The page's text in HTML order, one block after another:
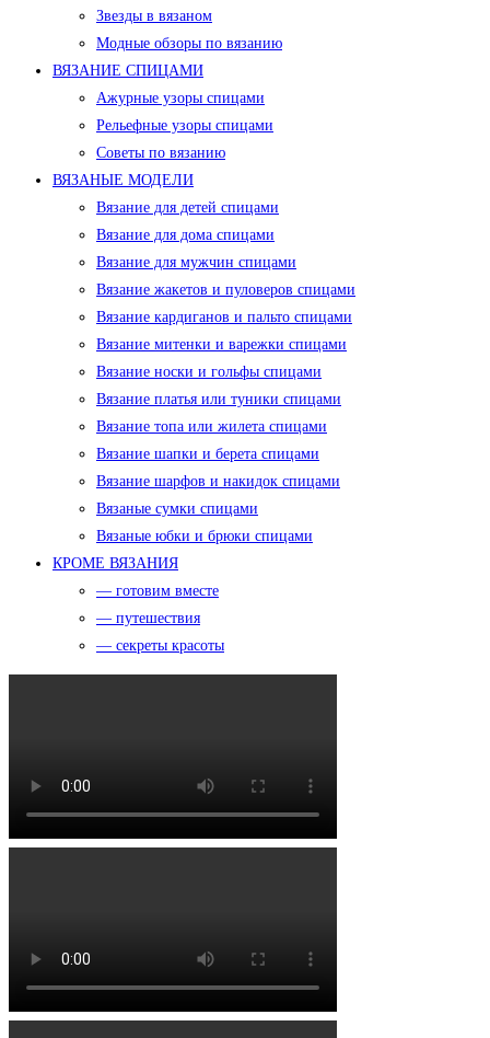
Звезды в вязаном
Модные обзоры по вязанию
ВЯЗАНИЕ СПИЦАМИ
Ажурные узоры спицами
Рельефные узоры спицами
Советы по вязанию
ВЯЗАНЫЕ МОДЕЛИ
Вязание для детей спицами
Вязание для дома спицами
Вязание для мужчин спицами
Вязание жакетов и пуловеров спицами
Вязание кардиганов и пальто спицами
Вязание митенки и варежки спицами
Вязание носки и гольфы спицами
Вязание платья или туники спицами
Вязание топа или жилета спицами
Вязание шапки и берета спицами
Вязание шарфов и накидок спицами
Вязаные сумки спицами
Вязаные юбки и брюки спицами
КРОМЕ ВЯЗАНИЯ
— готовим вместе
— путешествия
— секреты красоты